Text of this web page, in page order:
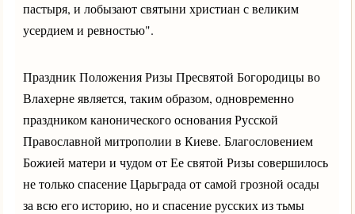
пастыря, и лобызают святыни христиан с великим
усердием и ревностью".
Праздник Положения Ризы Пресвятой Богородицы во
Влахерне является, таким образом, одновременно
праздником канонического основания Русской
Православной митрополии в Киеве. Благословением
Божией матери и чудом от Ее святой Ризы совершилось
не только спасение Царьграда от самой грозной осады
за всю его историю, но и спасение русских из тьмы